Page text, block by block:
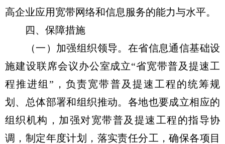
高企业应用宽带网络和信息服务的能力与水平。
四、保障措施
（一）加强组织领导。在省信息通信基础设
施建设联席会议办公室成立“省宽带普及提速工
程推进组”，负责宽带普及提速工程的统筹规
划、总体部署和组织推动。各地也要成立相应的
组织机构，加强对宽带普及提速工程的指导协
调，制定年度计划，落实责任分工，确保各项目